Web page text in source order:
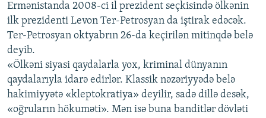
XƏBƏR BÜLLETENLƏRIMIZ
Ermənistanda 2008-ci il prezident seçkisində ölkənin
ilk prezidenti Levon Ter-Petrosyan da iştirak edəcək.
Ter-Petrosyan oktyabrın 26-da keçirilən mitinqdə belə
deyib.
«Ölkəni siyasi qaydalarla yox, kriminal dünyanın
qaydalarıyla idarə edirlər. Klassik nəzəriyyədə belə
hakimiyyətə «kleptokratiya» deyilir, sadə dillə desək,
«oğruların hökuməti». Mən isə buna banditlər dövləti